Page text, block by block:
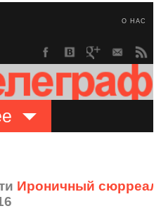
О НАС
Ироничный